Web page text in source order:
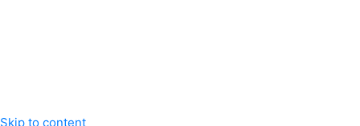
Skip to content